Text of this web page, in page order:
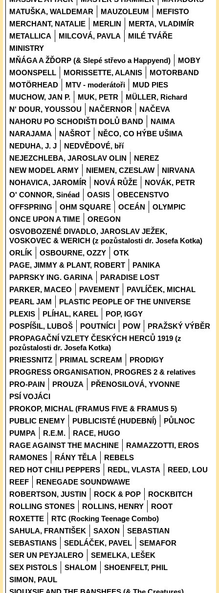
MATUŠKA, WALDEMAR
MAUZOLEUM
MEFISTO
MERCHANT, NATALIE
MERLIN
MERTA, VLADIMÍR
METALLICA
MILCOVÁ, PAVLA
MILÉ TVÁŘE
MINISTRY
MŇÁGA A ŽĎORP (& Slepé střevo a Happyend)
MOBY
MOONSPELL
MORISSETTE, ALANIS
MOTORBAND
MOTÖRHEAD
MTV - moderátoři
MUD PIES
MUCHOW, JAN P.
MUK, PETR
MÜLLER, Richard
N' DOUR, YOUSSOU
NAČERNOR
NAČEVA
NAHORU PO SCHODIŠTI DOLŮ BAND
NAIMA
NARAJAMA
NAŠROT
NĚCO, CO HÝBE UŠIMA
NEDUHA, J. J
NEDVĚDOVÉ, bří
NEJEZCHLEBA, JAROSLAV OLIN
NEREZ
NEW MODEL ARMY
NIEMEN, CZESLAW
NIRVANA
NOHAVICA, JAROMÍR
NOVÁ RŮŽE
NOVÁK, PETR
O' CONNOR, Sinéad
OASIS
OBECENSTVO
OFFSPRING
OHM SQUARE OCEÁN
OLYMPIC
ONCE UPON A TIME
OREGON
OSVOBOZENÉ DIVADLO, JAROSLAV JEŽEK,
VOSKOVEC & WERICH (z pozůstalosti dr. Josefa Kotka)
ORLÍK
OSBOURNE, OZZY
OTK
PAGE, JIMMY & PLANT, ROBERT
PANIKA
PAPRSKY ING. GARINA
PARADISE LOST
PARKER, MACEO
PAVEMENT
PAVLÍČEK, MICHAL
PEARL JAM
PLASTIC PEOPLE OF THE UNIVERSE
PLEXIS
PLÍHAL, KAREL
POP, IGGY
POSPÍŠIL, LUBOŠ
POUTNÍCI POW
PRAŽSKÝ VÝBĚR
PROPAGAČNÍ VZLETY ČESKÝCH HERCŮ 1919 (z
pozůstalosti dr. Josefa Kotka)
PRIESSNITZ
PRIMAL SCREAM
PRODIGY
PROGRESS ORGANISATION, PROGRES 2 & relatives
PRO-PAIN
PROUZA
PŘENOSILOVÁ, YVONNE
PSÍ VOJÁCI
PROKOP, MICHAL (FRAMUS FIVE & FRAMUS 5)
PUBLIC ENEMY
PUBLICISTÉ (HUDEBNÍ)
PŮLNOC
PUMPA
R.E.M.
RACE, HUGO
RAGE AGAINST THE MACHINE
RAMAZZOTTI, EROS
RAMONES
RÁNY TĚLA
REBELS
RED HOT CHILI PEPPERS
REDL, VLASTA
REED, LOU
REEF
RENEGADE SOUNDWAWE
ROBERTSON, JUSTIN
ROCK & POP
ROCKBITCH
ROLLING STONES
ROLLINS, HENRY
ROOT
ROXETTE
RTC (Rocking Teenage Combo)
SAHULA, FRANTIŠEK
SAXON
SEBASTIAN
SEBASTIANS
SEDLÁČEK, PAVEL
SEMAFOR
SER UN PEYJALERO
SEMELKA, LEŠEK
SEX PISTOLS
SHALOM
SHOENFELT, PHIL
SIMON, PAUL